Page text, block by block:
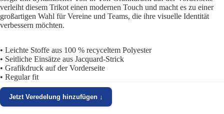
verleiht diesem Trikot einen modernen Touch und macht es zu einer
großartigen Wahl für Vereine und Teams, die ihre visuelle Identität
verbessern möchten.
• Leichte Stoffe aus 100 % recyceltem Polyester
• Seitliche Einsätze aus Jacquard-Strick
• Grafikdruck auf der Vorderseite
• Regular fit
Jetzt Veredelung hinzufügen ↓